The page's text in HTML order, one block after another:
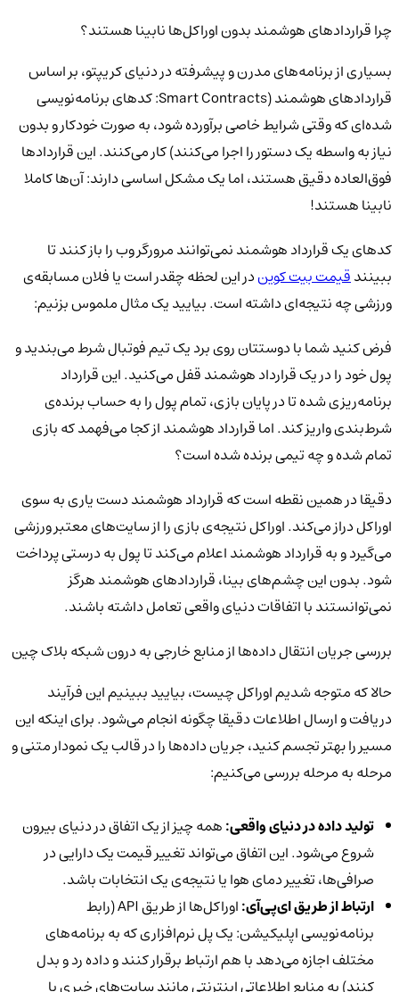
چرا قراردادهای هوشمند بدون اوراکل‌ها نابینا هستند؟
بسیاری از برنامه‌های مدرن و پیشرفته در دنیای کریپتو، بر اساس
قراردادهای هوشمند (Smart Contracts: کدهای برنامه‌نویسی
شده‌ای که وقتی شرایط خاصی برآورده شود، به صورت خودکار و بدون
نیاز به واسطه یک دستور را اجرا می‌کنند) کار می‌کنند. این قراردادها
فوق‌العاده دقیق هستند، اما یک مشکل اساسی دارند: آن‌ها کاملا
نابینا هستند!
کدهای یک قرارداد هوشمند نمی‌توانند مرورگر وب را باز کنند تا
ببینندقیمت بیت کویندر این لحظه چقدر است یا فلان مسابقه‌ی
ورزشی چه نتیجه‌ای داشته است. بیایید یک مثال ملموس بزنیم:
فرض کنید شما با دوستتان روی برد یک تیم فوتبال شرط می‌بندید و
پول خود را در یک قرارداد هوشمند قفل می‌کنید. این قرارداد
برنامه‌ریزی شده تا در پایان بازی، تمام پول را به حساب برنده‌ی
شرط‌بندی واریز کند. اما قرارداد هوشمند از کجا می‌فهمد که بازی
تمام شده و چه تیمی برنده شده است؟
دقیقا در همین نقطه است که قرارداد هوشمند دست یاری به سوی
اوراکل دراز می‌کند. اوراکل نتیجه‌ی بازی را از سایت‌های معتبر ورزشی
می‌گیرد و به قرارداد هوشمند اعلام می‌کند تا پول به درستی پرداخت
شود. بدون این چشم‌های بینا، قراردادهای هوشمند هرگز
نمی‌توانستند با اتفاقات دنیای واقعی تعامل داشته باشند.
بررسی جریان انتقال داده‌ها از منابع خارجی به درون شبکه بلاک چین
حالا که متوجه شدیم اوراکل چیست، بیایید ببینیم این فرآیند
دریافت و ارسال اطلاعات دقیقا چگونه انجام می‌شود. برای اینکه این
مسیر را بهتر تجسم کنید، جریان داده‌ها را در قالب یک نمودار متنی و
مرحله به مرحله بررسی می‌کنیم:
تولید داده در دنیای واقعی:همه چیز از یک اتفاق در دنیای بیرون
شروع می‌شود. این اتفاق می‌تواند تغییر قیمت یک دارایی در
صرافی‌ها، تغییر دمای هوا یا نتیجه‌ی یک انتخابات باشد.
ارتباط از طریق ای‌پی‌آی:
اوراکل‌ها از طریق API (رابط
برنامه‌نویسی اپلیکیشن: یک پل نرم‌افزاری که به برنامه‌های
مختلف اجازه می‌دهد با هم ارتباط برقرار کنند و داده رد و بدل
کنند) به منابع اطلاعاتی اینترنتی مانند سایت‌های خبری یا